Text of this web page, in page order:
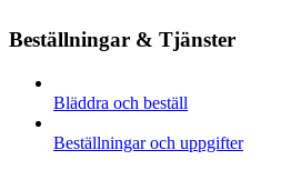
Beställningar & Tjänster
Bläddra och beställ
Beställningar och uppgifter